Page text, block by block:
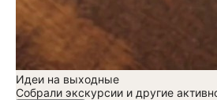
Идеи на выходные
Собрали экскурсии и другие